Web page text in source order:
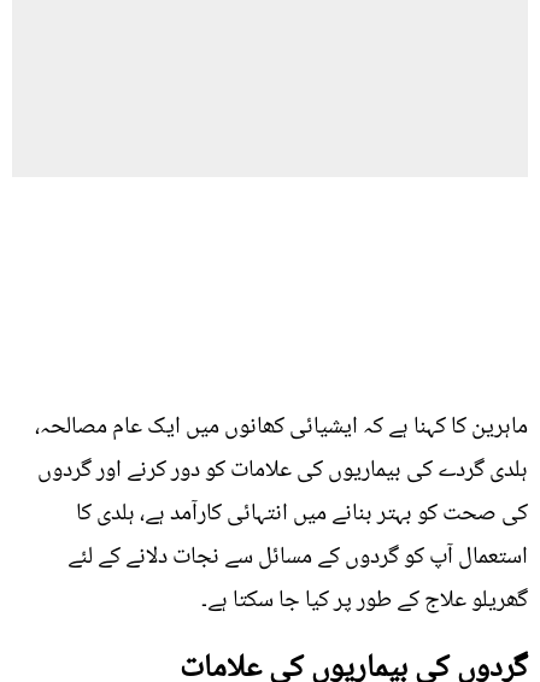
ماہرین کا کہنا ہے کہ ایشیائی کھانوں میں ایک عام مصالحہ،
ہلدی گردے کی بیماریوں کی علامات کو دور کرنے اور گردوں
کی صحت کو بہتر بنانے میں انتہائی کارآمد ہے، ہلدی کا
استعمال آپ کو گردوں کے مسائل سے نجات دلانے کے لئے
گھریلو علاج کے طور پر کیا جا سکتا ہے۔
گردوں کی بیماریوں کی علامات